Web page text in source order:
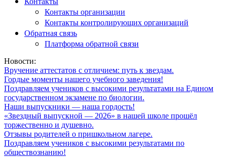
Контакты организации
Контакты контролирующих организаций
Обратная связь
Платформа обратной связи
Новости:
Вручение аттестатов с отличием: путь к звездам.
Гордые моменты нашего учебного заведения!
Поздравляем учеников с высокими результатами на Едином
государственном экзамене по биологии.
Наши выпускники — наша гордость!
«Звездный выпускной — 2026» в нашей школе прошёл
торжественно и душевно.
Отзывы родителей о пришкольном лагере.
Поздравляем учеников с высокими результатами по
обществознанию!